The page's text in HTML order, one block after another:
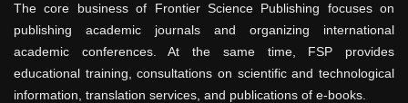
The core business of Frontier Science Publishing focuses on
publishing academic journals and organizing international
academic conferences. At the same time, FSP provides
educational training, consultations on scientific and technological
information, translation services, and publications of e-books.